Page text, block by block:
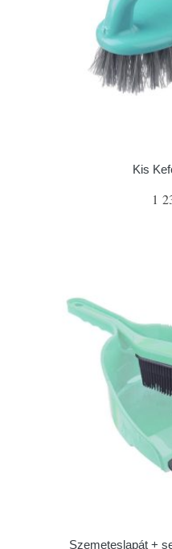
Kis
1
Szemeteslapát +